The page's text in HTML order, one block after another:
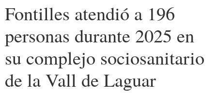
Fontilles atendió a 196
personas durante 2025 en
su complejo sociosanitario
de la Vall de Laguar